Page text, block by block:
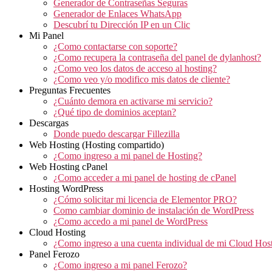
Generador de Contraseñas Seguras
Generador de Enlaces WhatsApp
Descubrí tu Dirección IP en un Clic
Mi Panel
¿Como contactarse con soporte?
¿Como recupera la contraseña del panel de dylanhost?
¿Como veo los datos de acceso al hosting?
¿Como veo y/o modifico mis datos de cliente?
Preguntas Frecuentes
¿Cuánto demora en activarse mi servicio?
¿Qué tipo de dominios aceptan?
Descargas
Donde puedo descargar Fillezilla
Web Hosting (Hosting compartido)
¿Como ingreso a mi panel de Hosting?
Web Hosting cPanel
¿Como acceder a mi panel de hosting de cPanel
Hosting WordPress
¿Cómo solicitar mi licencia de Elementor PRO?
Como cambiar dominio de instalación de WordPress
¿Como accedo a mi panel de WordPress
Cloud Hosting
¿Como ingreso a una cuenta individual de mi Cloud
Panel Ferozo
¿Como ingreso a mi panel Ferozo?